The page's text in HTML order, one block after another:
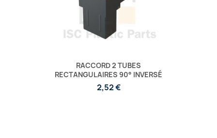
RACCORD 2 TUBES
RECTANGULAIRES 90° INVERSÉ
2,52 €